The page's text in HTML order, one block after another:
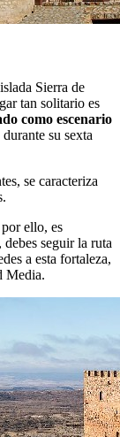
Sierra de
tan solitario es
como escenario
durante su sexta
se caracteriza
ello, es
seguir la ruta
a esta fortaleza,
Media.